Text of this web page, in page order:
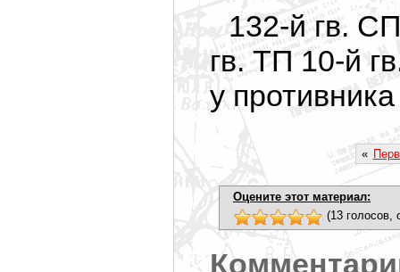
132-й гв.
гв. ТП 10-й
у
«
Оцените этот материал:
(13 голосов,